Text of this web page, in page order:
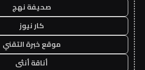
صحيفة نهج
كار نيوز
موقع خبرة التقني
أناقة أنثى